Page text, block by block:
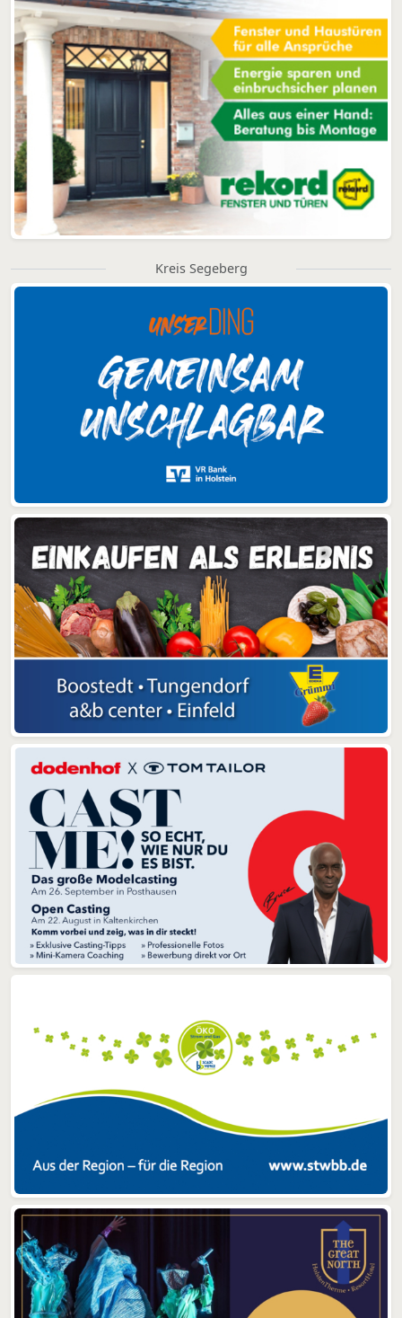
Kreis Segeberg